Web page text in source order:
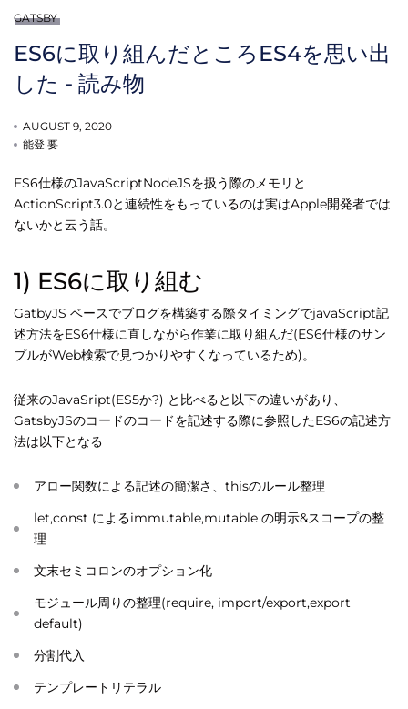
GATSBY
ES6に取り組んだところES4を思い出
した - 読み物
AUGUST 9, 2020
能登 要
ES6仕様のJavaScriptNodeJSを扱う際のメモリと
ActionScript3.0と連続性をもっているのは実はApple開発者では
ないかと云う話。
1) ES6に取り組む
GatbyJS ベースでブログを構築する際タイミングでjavaScript記
述方法をES6仕様に直しながら作業に取り組んだ(ES6仕様のサン
プルがWeb検索で見つかりやすくなっているため)。
従来のJavaSript(ES5か?) と比べると以下の違いがあり、
GatsbyJSのコードのコードを記述する際に参照したES6の記述方
法は以下となる
アロー関数による記述の簡潔さ、thisのルール整理
let,const によるimmutable,mutable の明示&スコープの整
理
文末セミコロンのオプション化
モジュール周りの整理(require, import/export,export
default)
分割代入
テンプレートリテラル